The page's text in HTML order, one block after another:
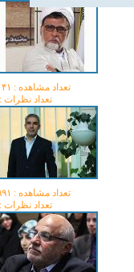
تعداد مشاهده :‌ ۳۰۴۱
تعداد نظرات : ۰
تعداد مشاهده :‌ ۲۹۹۱
تعداد نظرات : ۰